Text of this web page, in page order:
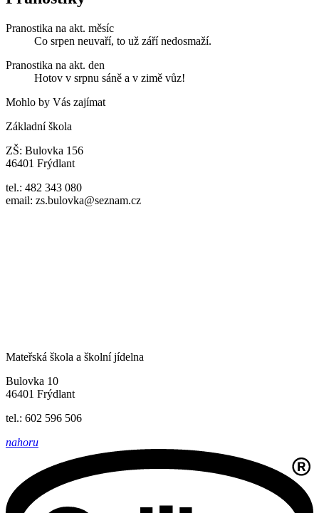
Pranostika na akt. měsíc
Co srpen neuvaří, to už září nedosmaží.
Pranostika na akt. den
Hotov v srpnu sáně a v zimě vůz!
Mohlo by Vás zajímat
Základní škola
ZŠ: Bulovka 156
46401 Frýdlant
tel.: 482 343 080
email: zs.bulovka@seznam.cz
Mateřská škola a školní jídelna
Bulovka 10
46401 Frýdlant
tel.: 602 596 506
nahoru